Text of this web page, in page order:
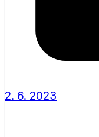
2. 6. 2023